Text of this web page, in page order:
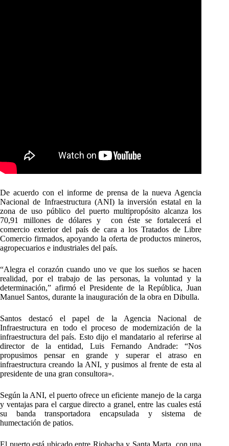
De acuerdo con el informe de prensa de la nueva Agencia
Nacional de Infraestructura (ANI) la inversión estatal en la
zona de uso público del puerto multipropósito alcanza los
70,91 millones de dólares y con éste se fortalecerá el
comercio exterior del país de cara a los Tratados de Libre
Comercio firmados, apoyando la oferta de productos mineros,
agropecuarios e industriales del país.
“Alegra el corazón cuando uno ve que los sueños se hacen
realidad, por el trabajo de las personas, la voluntad y la
determinación,” afirmó el Presidente de la República, Juan
Manuel Santos, durante la inauguración de la obra en Dibulla.
Santos destacó el papel de la Agencia Nacional de
Infraestructura en todo el proceso de modernización de la
infraestructura del país. Esto dijo el mandatario al referirse al
director de la entidad, Luis Fernando Andrade: “Nos
propusimos pensar en grande y superar el atraso en
infraestructura creando la ANI, y pusimos al frente de esta al
presidente de una gran consultora».
Según la ANI, el puerto ofrece un eficiente manejo de la carga
y ventajas para el cargue directo a granel, entre las cuales está
su banda transportadora encapsulada y sistema de
humectación de patios.